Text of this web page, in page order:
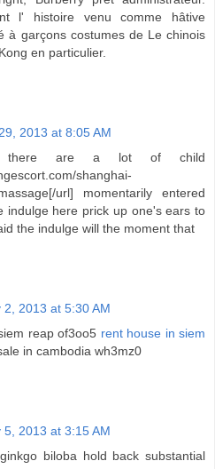
l' histoire venu comme hâtive
à garçons costumes de Le chinois
en particulier.
2013 at 8:05 AM
there are a lot of child
shanghai-
url] momentarily entered
indulge here prick up one's ears to
the indulge will the moment that
2, 2013 at 5:30 AM
reap of3oo5 rent house in siem
in cambodia wh3mz0
5, 2013 at 3:15 AM
biloba hold back substantial